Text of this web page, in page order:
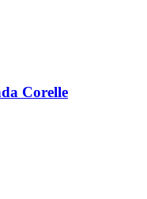
Corelle